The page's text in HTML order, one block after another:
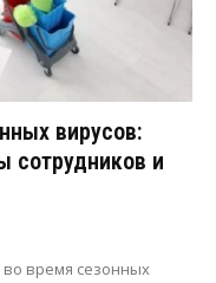
вирусов:
и
время сезонных